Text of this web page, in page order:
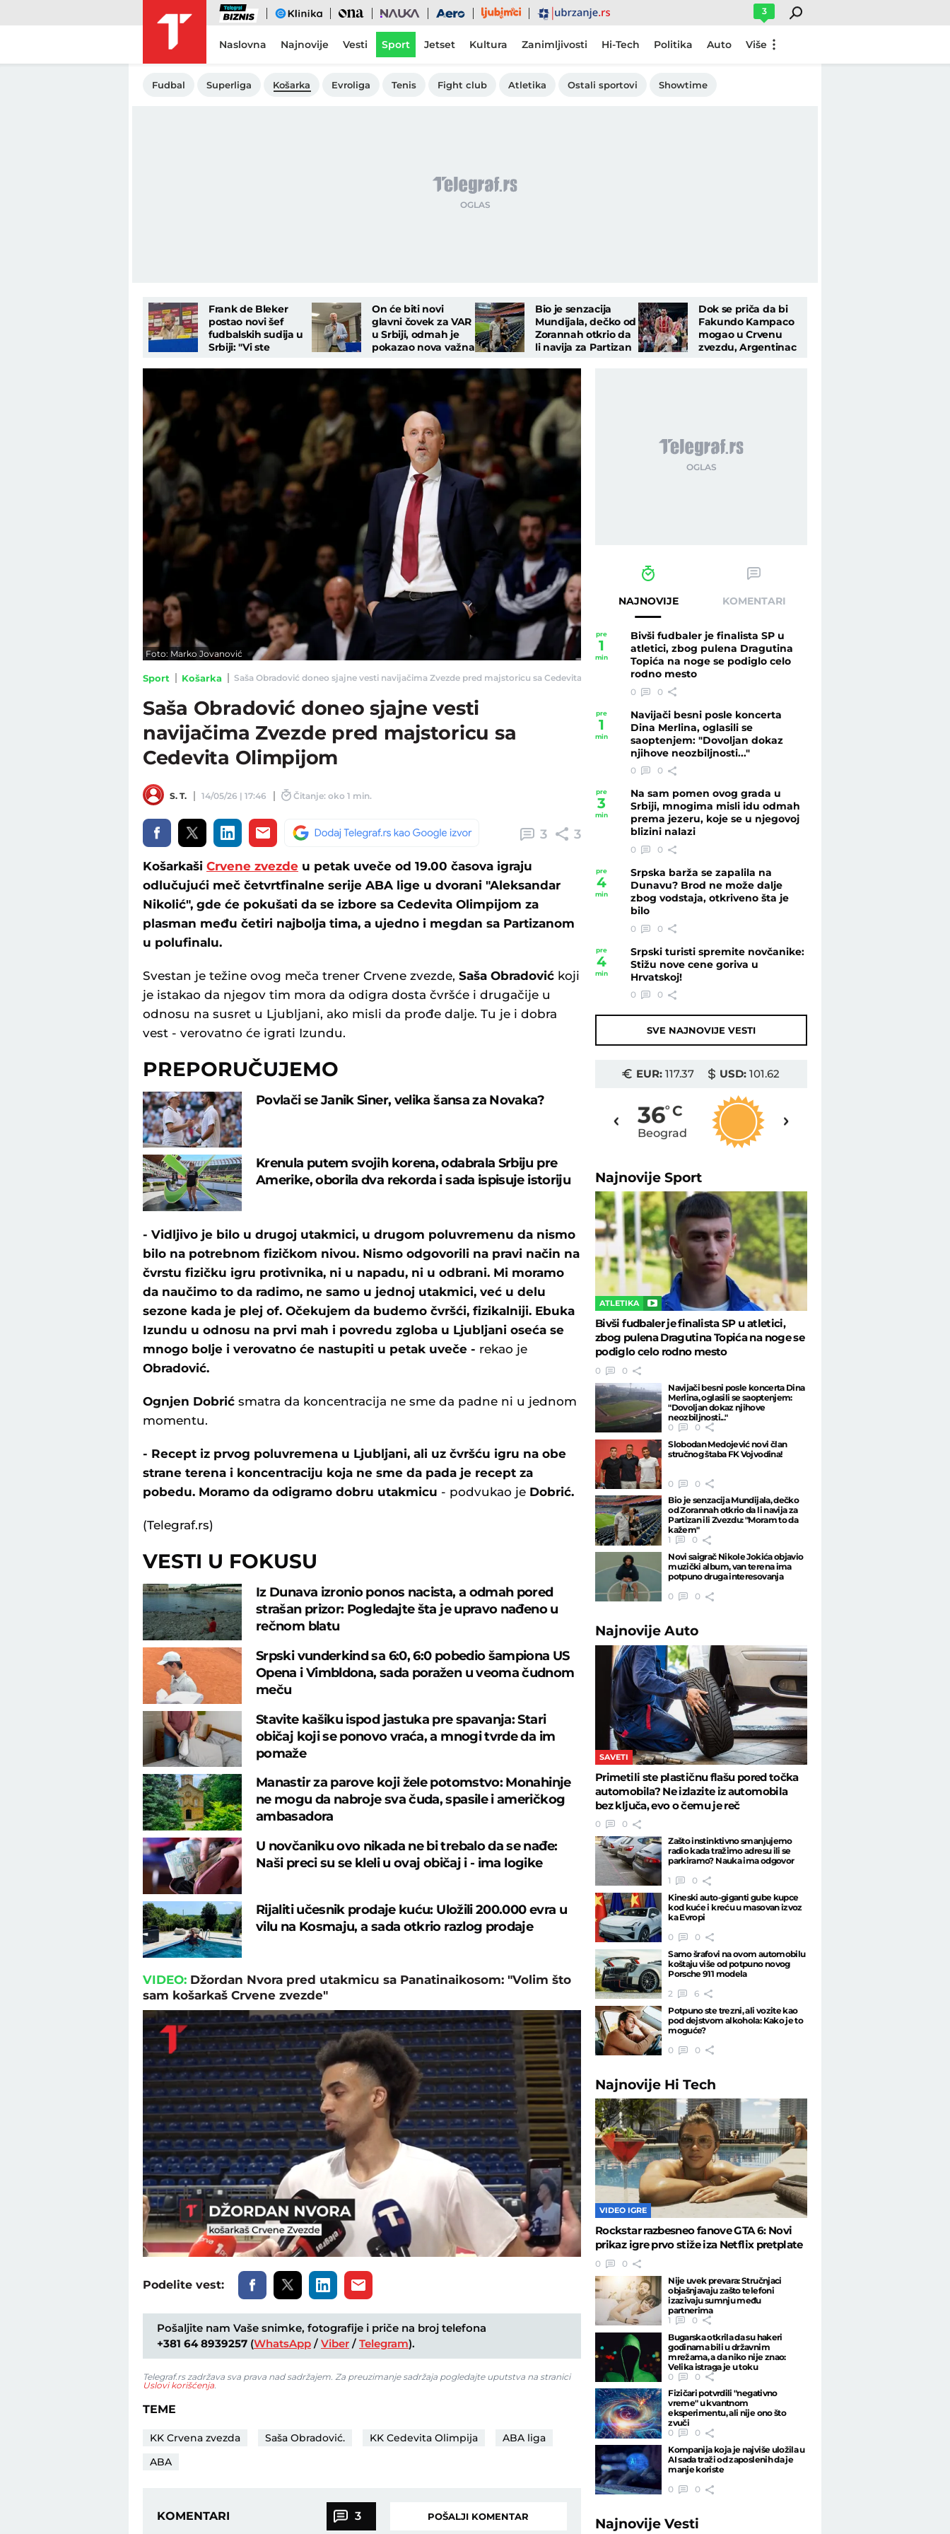
Biznis eKlinika Ona Nauka Aero Ljubimci Ubrzanje 3
Naslovna Najnovije Vesti Sport Jetset Kultura Zanimljivosti Hi-Tech Politika Auto Više
Fudbal Superliga Košarka Evroliga Tenis Fight club Atletika Ostali sportovi Showtime
Frank de Bleker
postao novi šef
fudbalskih sudija u
Srbiji: "Vi ste
pokažemo to svima"
On će biti novi
glavni čovek za VAR
u Srbiji, odmah je
pokazao nova važna
Bio je senzacija
Mundijala, dečko od
Zorannah otkrio da
li navija za Partizan
to da kažem"
Dok se priča da bi
Fakundo Kampaco
mogao u Crvenu
zvezdu, Argentinac
Foto: Marko Jovanović
Sport Košarka Saša Obradović doneo sjajne vesti navijačima Zvezde pred majstoricu sa Cedevita Olimpijom - Telegraf.rs
Saša Obradović doneo sjajne vesti
navijačima Zvezde pred majstoricu sa
Cedevita Olimpijom
S. T. 14/05/26 | 17:46 Čitanje: oko 1 min.
3 3
Košarkaši Crvene zvezde u petak uveče od 19.00 časova igraju
odlučujući meč četvrtfinalne serije ABA lige u dvorani "Aleksandar
Nikolić", gde će pokušati da se izbore sa Cedevita Olimpijom za
plasman među četiri najbolja tima, a ujedno i megdan sa Partizanom
u polufinalu.
Svestan je težine ovog meča trener Crvene zvezde, Saša Obradović koji
je istakao da njegov tim mora da odigra dosta čvršće i drugačije u
odnosu na susret u Ljubljani, ako misli da prođe dalje. Tu je i dobra
vest - verovatno će igrati Izundu.
PREPORUČUJEMO
Povlači se Janik Siner, velika šansa za Novaka?
Krenula putem svojih korena, odabrala Srbiju pre
Amerike, oborila dva rekorda i sada ispisuje istoriju
- Vidljivo je bilo u drugoj utakmici, u drugom poluvremenu da nismo
bilo na potrebnom fizičkom nivou. Nismo odgovorili na pravi način na
čvrstu fizičku igru protivnika, ni u napadu, ni u odbrani. Mi moramo
da naučimo to da radimo, ne samo u jednoj utakmici, već u delu
sezone kada je plej of. Očekujem da budemo čvršći, fizikalniji. Ebuka
Izundu u odnosu na prvi mah i povredu zgloba u Ljubljani oseća se
mnogo bolje i verovatno će nastupiti u petak uveče - rekao je
Obradović.
Ognjen Dobrić smatra da koncentracija ne sme da padne ni u jednom
momentu.
- Recept iz prvog poluvremena u Ljubljani, ali uz čvršću igru na obe
strane terena i koncentraciju koja ne sme da pada je recept za
pobedu. Moramo da odigramo dobru utakmicu - podvukao je Dobrić.
(Telegraf.rs)
VESTI U FOKUSU
Iz Dunava izronio ponos nacista, a odmah pored
strašan prizor: Pogledajte šta je upravo nađeno u
rečnom blatu
Srpski vunderkind sa 6:0, 6:0 pobedio šampiona US
Opena i Vimbldona, sada poražen u veoma čudnom
meču
Stavite kašiku ispod jastuka pre spavanja: Stari
običaj koji se ponovo vraća, a mnogi tvrde da im
pomaže
Manastir za parove koji žele potomstvo: Monahinje
ne mogu da nabroje sva čuda, spasile i američkog
ambasadora
U novčaniku ovo nikada ne bi trebalo da se nađe:
Naši preci su se kleli u ovaj običaj i - ima logike
Rijaliti učesnik prodaje kuću: Uložili 200.000 evra u
vilu na Kosmaju, a sada otkrio razlog prodaje
VIDEO: Džordan Nvora pred utakmicu sa Panatinaikosom: "Volim što
sam košarkaš Crvene zvezde"
Unmute Loaded:
30.80%
Podelite vest:
Pošaljite nam Vaše snimke, fotografije i priče na broj telefona
+381 64 8939257 (WhatsApp / Viber / Telegram).
Telegraf.rs zadržava sva prava nad sadržajem. Za preuzimanje sadržaja pogledajte uputstva na stranici
Uslovi korišćenja
TEME
KK Crvena zvezda Saša Obradović. KK Cedevita Olimpija
ABA liga
ABA
KOMENTARI 3 POŠALJI KOMENTAR
NAJNOVIJE KOMENTARI
pre
1
min
Bivši fudbaler je finalista SP u
atletici, zbog pulena Dragutina
Topića na noge se podiglo celo
rodno mesto
0 0
pre
1
min
Navijači besni posle koncerta
Dina Merlina, oglasili se
saoptenjem: "Dovoljan dokaz
njihove neozbiljnosti..."
0 0
pre
3
min
Na sam pomen ovog grada u
Srbiji, mnogima misli idu odmah
prema jezeru, koje se u njegovoj
blizini nalazi
0 0
pre
4
min
Srpska barža se zapalila na
Dunavu? Brod ne može dalje
zbog vodstaja, otkriveno šta je
bilo
0 0
pre
4
min
Srpski turisti spremite novčanike:
Stižu nove cene goriva u
Hrvatskoj!
0 0
SVE NAJNOVIJE VESTI
EUR:117.37 USD: 101.62
o C 36o C
Beograd
NajnovijeSport
ATLETIKA
Bivši fudbaler je finalista SP u atletici,
zbog pulena Dragutina Topića na noge se
podiglo celo rodno mesto
0
0
Navijači besni posle koncerta Dina
Merlina, oglasili se saoptenjem:
"Dovoljan dokaz njihove
neozbiljnosti..."
0
0
Slobodan Medojević novi član
stručnog štaba FK Vojvodina!
0
0
Bio je senzacija Mundijala, dečko
od Zorannah otkrio da li navija za
Partizan ili Zvezdu: "Moram to da
kažem"
1
0
Novi saigrač Nikole Jokića objavio
muzički album, van terena ima
potpuno druga interesovanja
0
0
NajnovijeAuto
SAVETI
Primetili ste plastičnu flašu pored točka
automobila? Ne izlazite iz automobila
bez ključa, evo o čemu je reč
0
0
Zašto instinktivno smanjujemo
radio kada tražimo adresu ili se
parkiramo? Nauka ima odgovor
1
0
Kineski auto-giganti gube kupce
kod kuće i kreću u masovan izvoz
ka Evropi
0
0
Samo šrafovi na ovom automobilu
koštaju više od potpuno novog
Porsche 911 modela
2
6
Potpuno ste trezni, ali vozite kao
pod dejstvom alkohola: Kako je to
moguće?
0
0
Najnovije Hi Tech
VIDEO IGRE
Rockstar razbesneo fanove GTA 6: Novi
prikaz igre prvo stiže iza Netflix pretplate
0
0
Nije uvek prevara: Stručnjaci
objašnjavaju zašto telefoni
izazivaju sumnju među
partnerima
1
0
Bugarska otkrila da su hakeri
godinama bili u državnim
mrežama, a da niko nije znao:
Velika istraga je u toku
0
0
Fizičari potvrdili "negativno
vreme" u kvantnom
eksperimentu, ali nije ono što
zvuči
0
0
Kompanija koja je najviše uložila u
AI sada traži od zaposlenih da je
manje koriste
0
0
NajnovijeVesti